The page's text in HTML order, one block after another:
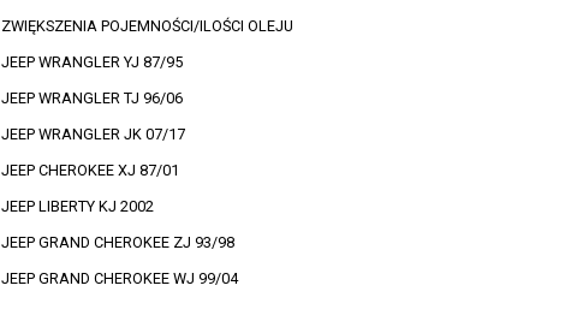
ZWIĘKSZENIA POJEMNOŚCI/ILOŚCI OLEJU
JEEP WRANGLER YJ 87/95
JEEP WRANGLER TJ 96/06
JEEP WRANGLER JK 07/17
JEEP CHEROKEE XJ 87/01
JEEP LIBERTY KJ 2002
JEEP GRAND CHEROKEE ZJ 93/98
JEEP GRAND CHEROKEE WJ 99/04